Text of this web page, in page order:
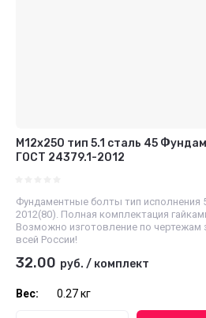
М12x250 тип 5.1 сталь 45
ГОСТ 24379.1-2012
Фундаментные болты тип исполнения
2012(80). Полная комплектация
Возможно изготовление по чертежам
всей России!
32.00 руб. / комплект
Вес: 0.27 кг